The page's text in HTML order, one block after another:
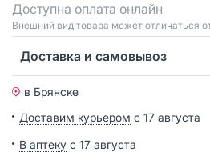
Доступна оплата онлайн
Bнешний вид товара может отличаться
Доставка и самовывоз
в Брянске
Доставим курьером с 17 августа
В аптеку с 17 августа